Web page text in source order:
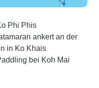
Phi Phis
ankert an der
in Ko Khais
bei Koh Mai